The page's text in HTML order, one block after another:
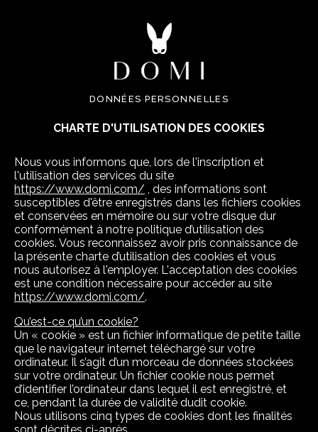
DONNÉES PERSONNELLES
CHARTE D'UTILISATION DES COOKIES
Nous vous informons que, lors de l'inscription et
l'utilisation des services du site
https://www.domi.com/ , des informations sont
susceptibles d'être enregistrés dans les fichiers cookies
et conservées en mémoire ou sur votre disque dur
conformément à notre politique d’utilisation des
cookies. Vous reconnaissez avoir pris connaissance de
la présente charte d’utilisation des cookies et vous
nous autorisez à l'employer. L'acceptation des cookies
est une condition nécessaire pour accéder au site
https://www.domi.com/.
Qu’est-ce qu’un cookie?
Un « cookie » est un fichier informatique de petite taille
que le navigateur internet téléchargé sur votre
ordinateur. Il s’agit d’un morceau de données stockées
sur votre ordinateur. Un fichier cookie nous permet
d’identifier l’ordinateur dans lequel il est enregistré, et
ce, pendant la durée de validité dudit cookie.
Nous utilisons cinq types de cookies dont les finalités